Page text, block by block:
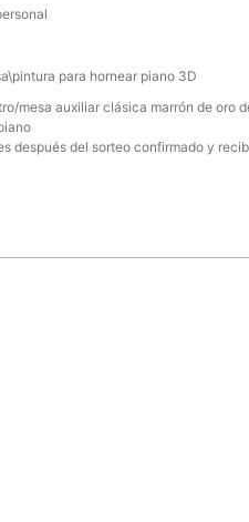
para hornear piano 3D
mesa auxiliar clásica marrón de oro
después del sorteo confirmado y